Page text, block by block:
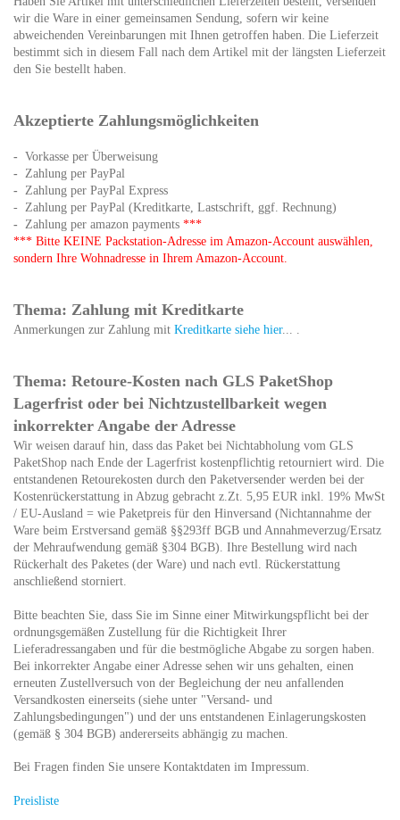
wir die Ware in einer gemeinsamen Sendung, sofern wir keine
abweichenden Vereinbarungen mit Ihnen getroffen haben. Die Lieferzeit
bestimmt sich in diesem Fall nach dem Artikel mit der längsten Lieferzeit
den Sie bestellt haben.
Akzeptierte Zahlungsmöglichkeiten
- Vorkasse per Überweisung
- Zahlung per PayPal
- Zahlung per PayPal Express
- Zahlung per PayPal (Kreditkarte, Lastschrift, ggf. Rechnung)
- Zahlung per amazon payments ***
*** Bitte KEINE Packstation-Adresse im Amazon-Account auswählen,
sondern Ihre Wohnadresse in Ihrem Amazon-Account.
Thema: Zahlung mit Kreditkarte
Anmerkungen zur Zahlung mit Kreditkarte siehe hier... .
Thema: Retoure-Kosten nach GLS PaketShop
Lagerfrist oder bei Nichtzustellbarkeit wegen
inkorrekter Angabe der Adresse
Wir weisen darauf hin, dass das Paket bei Nichtabholung vom GLS
PaketShop nach Ende der Lagerfrist kostenpflichtig retourniert wird. Die
entstandenen Retourekosten durch den Paketversender werden bei der
Kostenrückerstattung in Abzug gebracht z.Zt. 5,95 EUR inkl. 19% MwSt
/ EU-Ausland = wie Paketpreis für den Hinversand (Nichtannahme der
Ware beim Erstversand gemäß §§293ff BGB und Annahmeverzug/Ersatz
der Mehraufwendung gemäß §304 BGB). Ihre Bestellung wird nach
Rückerhalt des Paketes (der Ware) und nach evtl. Rückerstattung
anschließend storniert.
Bitte beachten Sie, dass Sie im Sinne einer Mitwirkungspflicht bei der
ordnungsgemäßen Zustellung für die Richtigkeit Ihrer
Lieferadressangaben und für die bestmögliche Abgabe zu sorgen haben.
Bei inkorrekter Angabe einer Adresse sehen wir uns gehalten, einen
erneuten Zustellversuch von der Begleichung der neu anfallenden
Versandkosten einerseits (siehe unter "Versand- und
Zahlungsbedingungen") und der uns entstandenen Einlagerungskosten
(gemäß § 304 BGB) andererseits abhängig zu machen.
Bei Fragen finden Sie unsere Kontaktdaten im Impressum.
Preisliste